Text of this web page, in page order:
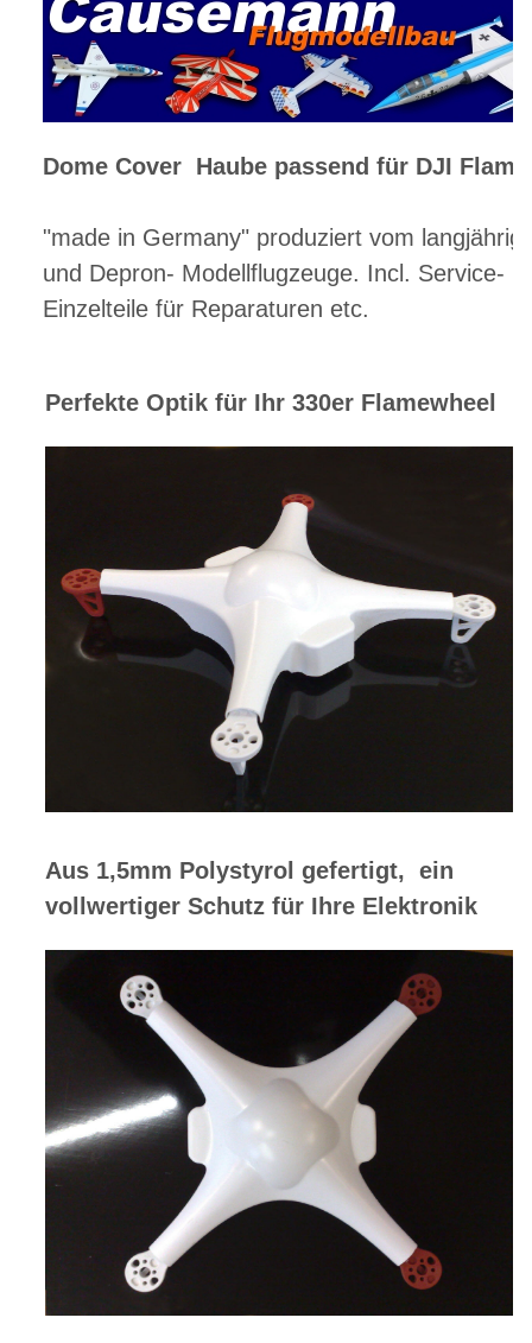
Dome Cover Haube passend für DJI Flame
"made in Germany" produziert vom
und Depron- Modellflugzeuge. Incl. Service-
Einzelteile für Reparaturen etc.
Perfekte Optik für Ihr 330er Flamewheel
Aus 1,5mm Polystyrol gefertigt, ein
vollwertiger Schutz für Ihre Elektronik